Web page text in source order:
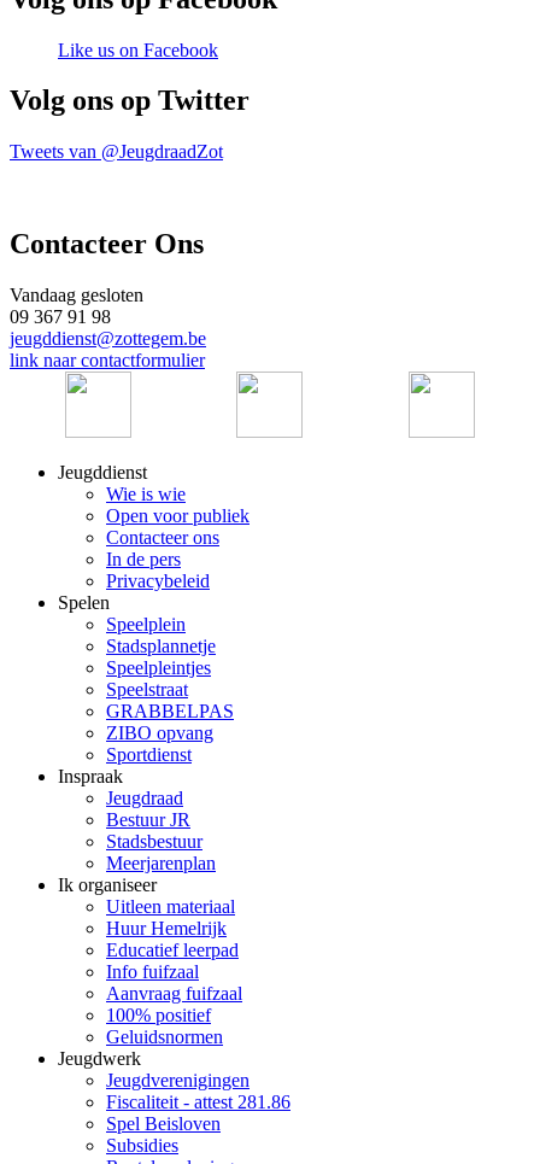
Like us on Facebook
Volg ons op Twitter
Tweets van @JeugdraadZot
Contacteer Ons
Vandaag gesloten
09 367 91 98
jeugddienst@zottegem.be
link naar contactformulier
Jeugddienst
Wie is wie
Open voor publiek
Contacteer ons
In de pers
Privacybeleid
Spelen
Speelplein
Stadsplannetje
Speelpleintjes
Speelstraat
GRABBELPAS
ZIBO opvang
Sportdienst
Inspraak
Jeugdraad
Bestuur JR
Stadsbestuur
Meerjarenplan
Ik organiseer
Uitleen materiaal
Huur Hemelrijk
Educatief leerpad
Info fuifzaal
Aanvraag fuifzaal
100% positief
Geluidsnormen
Jeugdwerk
Jeugdverenigingen
Fiscaliteit - attest 281.86
Spel Beisloven
Subsidies